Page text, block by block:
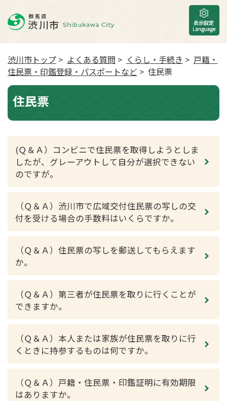
渋川市トップ > よくある質問 > くらし・手続き > 戸籍・
住民票・印鑑登録・パスポートなど > 住民票
住民票
(Ｑ＆Ａ）コンビニで住民票を取得しようとしま
したが、グレーアウトして自分が選択できない
のですが。
（Ｑ＆Ａ）渋川市で広域交付住民票の写しの交
付を受ける場合の手数料はいくらですか。
（Ｑ＆Ａ）住民票の写しを郵送してもらえます
か。
（Ｑ＆Ａ）第三者が住民票を取りに行くことが
できますか。
（Ｑ＆Ａ）本人または家族が住民票を取りに行
くときに持参するものは何ですか。
（Ｑ＆Ａ）戸籍・住民票・印鑑証明に有効期限
はありますか。